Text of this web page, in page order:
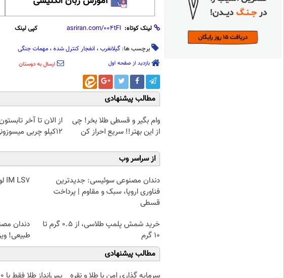
لینک کوتاه: کپی لینک
برچسب ها: گیلانغرب ، انفجار کنترل شده ، مهمات جنگی
بازدید از صفحه اول ارسال به دوستان
مطالب پیشنهادی
وام بگیر و قسطی طلا بخر! چی
از این بهتر!! سریع احراز کن
از الان تا آخر
12کیلو چربی میسوزونی🧨
از سراسر وب
دندان مصنوعی سوئیسی: جدیدترین
فناوری اروپا، سبک و مقاوم | پرداخت
قسطی
IM LS7 لوکس ترین شاسی بلند برقی ایران
خرید شمش پلمپ طلاسی، از ۰.۵ گرم تا
۱۰ گرم
دندان
طبیعی!
مطالب پیشنهادی